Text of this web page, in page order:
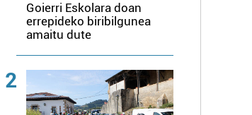
Goierri Eskolara doan
errepideko biribilgunea
amaitu dute
2